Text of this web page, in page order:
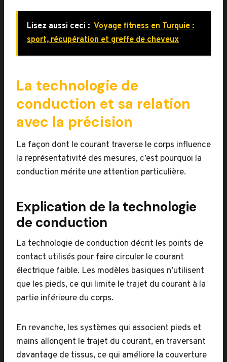
Lisez aussi ceci : Voyage fitness en Turquie :
sport, récupération et greffe de cheveux
La technologie de
conduction et sa relation
avec la précision
La façon dont le courant traverse le corps influence
la représentativité des mesures, c’est pourquoi la
conduction mérite une attention particulière.
Explication de la technologie
de conduction
La technologie de conduction décrit les points de
contact utilisés pour faire circuler le courant
électrique faible. Les modèles basiques n’utilisent
que les pieds, ce qui limite le trajet du courant à la
partie inférieure du corps.
En revanche, les systèmes qui associent pieds et
mains allongent le trajet du courant, en traversant
davantage de tissus, ce qui améliore la couverture